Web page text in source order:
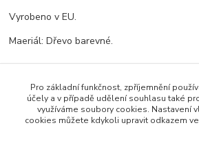
Vyrobeno v EU.
Maeriál: Dřevo barevné.
Zboží zařazeno v kategoriích
Velikonoce
Pro základní funkčnost, zpříjemnění
účely a v případě udělení souhlasu také
využíváme soubory cookies. Nastavení
cookies můžete kdykoli upravit odkazem